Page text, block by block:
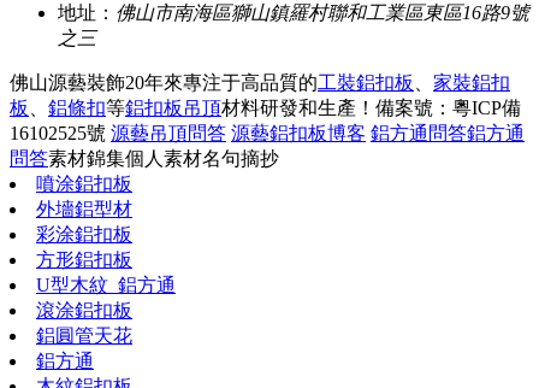
地址： 佛山市南海區獅山鎮羅村聯和工業區東區16路9號
之三
佛山源藝裝飾20年來專注于高品質的工裝鋁扣板
家裝鋁扣
板
鋁條扣等鋁扣板吊頂材料研發和生產！ 備案號：粵ICP備
16102525號 源藝吊頂問答 源藝鋁扣板博客 鋁方通問答鋁方通
問答素材錦集個人素材名句摘抄
噴涂鋁扣板
外墻鋁型材
彩涂鋁扣板
方形鋁扣板
U型木紋_鋁方通
滾涂鋁扣板
鋁圓管天花
鋁方通